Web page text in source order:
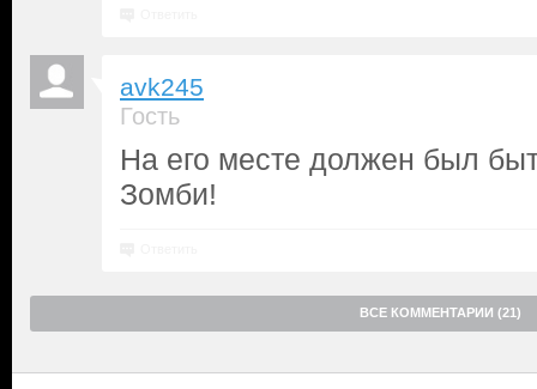
avk245
Гость
На его месте должен был
Зомби!
ВСЕ КОММЕНТАРИИ (21)